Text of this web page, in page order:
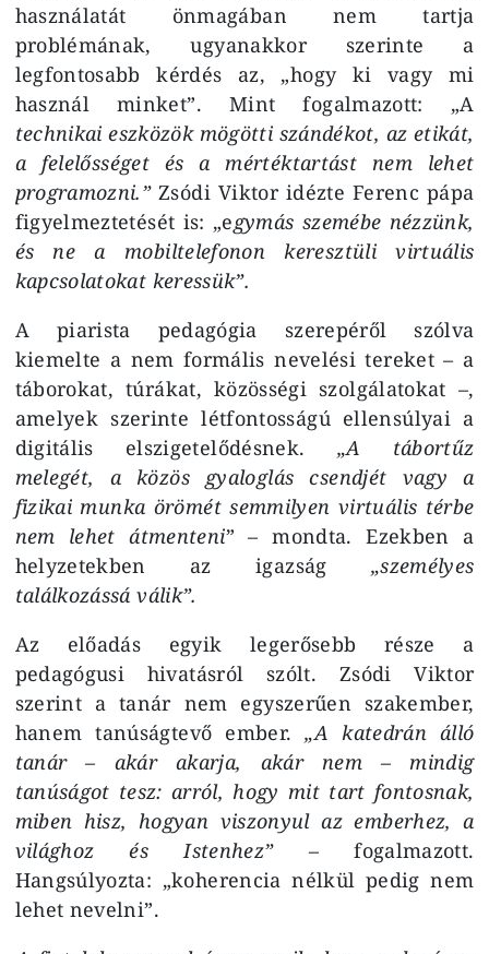
használatát önmagában nem tartja
problémának, ugyanakkor szerinte a
legfontosabb kérdés az, „hogy ki vagy mi
használ minket”. Mint fogalmazott: „A
technikai eszközök mögötti szándékot, az etikát,
a felelősséget és a mértéktartást nem lehet
programozni.” Zsódi Viktor idézte Ferenc pápa
figyelmeztetését is: „egymás szemébe nézzünk,
és ne a mobiltelefonon keresztüli virtuális
kapcsolatokat keressük”.
A piarista pedagógia szerepéről szólva
kiemelte a nem formális nevelési tereket – a
táborokat, túrákat, közösségi szolgálatokat –,
amelyek szerinte létfontosságú ellensúlyai a
digitális elszigetelődésnek. „A tábortűz
melegét, a közös gyaloglás csendjét vagy a
fizikai munka örömét semmilyen virtuális térbe
nem lehet átmenteni” – mondta. Ezekben a
helyzetekben az igazság „személyes
találkozássá válik”.
Az előadás egyik legerősebb része a
pedagógusi hivatásról szólt. Zsódi Viktor
szerint a tanár nem egyszerűen szakember,
hanem tanúságtevő ember.„A katedrán álló
tanár – akár akarja, akár nem – mindig
tanúságot tesz: arról, hogy mit tart fontosnak,
miben hisz, hogyan viszonyul az emberhez, a
világhoz és Istenhez” – fogalmazott.
Hangsúlyozta: „koherencia nélkül pedig nem
lehet nevelni”.